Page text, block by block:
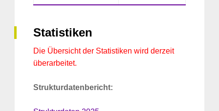
Statistiken
Die Übersicht der Statistiken wird derzeit
überarbeitet.
Strukturdatenbericht: